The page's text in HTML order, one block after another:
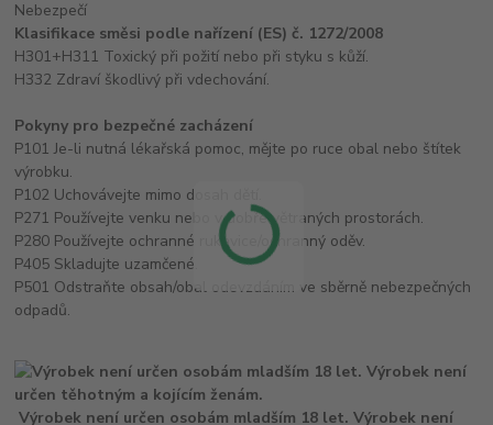
Nebezpečí
Klasifikace směsi podle nařízení (ES) č. 1272/2008
H301+H311 Toxický při požití nebo při styku s kůží.
H332 Zdraví škodlivý při vdechování.
Pokyny pro bezpečné zacházení
P101 Je-li nutná lékařská pomoc, mějte po ruce obal nebo štítek
výrobku.
P102 Uchovávejte mimo dosah dětí.
P271 Používejte venku nebo v dobře větraných prostorách.
P280 Používejte ochranné rukavice/ochranný oděv.
P405 Skladujte uzamčené.
P501 Odstraňte obsah/obal odevzdáním ve sběrně nebezpečných
odpadů.
Výrobek není určen osobám mladším 18 let. Výrobek není